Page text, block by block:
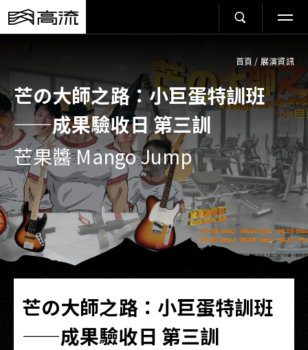
首頁 / 展演資訊
芒の大師之路：小巨蛋特訓班
——成果驗收日 第三訓
芒果醬 Mango Jump
芒の大師之路：小巨蛋特訓班
——成果驗收日 第三訓